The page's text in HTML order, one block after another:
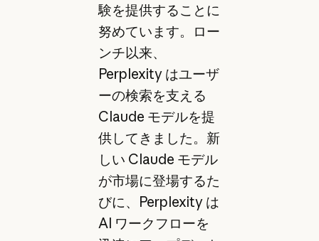
験を提供することに
努めています。ロー
ンチ以来、
Perplexity はユーザ
ーの検索を支える
Claude モデルを提
供してきました。新
しい Claude モデル
が市場に登場するた
びに、Perplexity は
AI ワークフローを